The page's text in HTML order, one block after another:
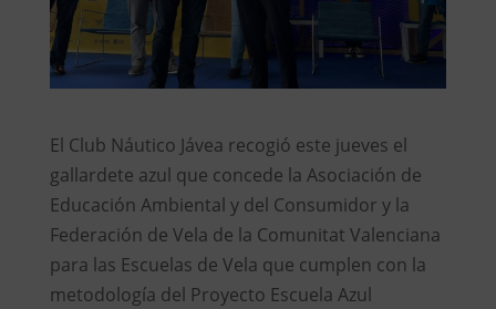
El Club Náutico Jávea recogió este jueves el
gallardete azul que concede la Asociación de
Educación Ambiental y del Consumidor y la
Federación de Vela de la Comunitat Valenciana
para las Escuelas de Vela que cumplen con la
metodología del Proyecto Escuela Azul